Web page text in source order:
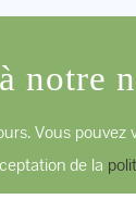
notre
Vous
de la